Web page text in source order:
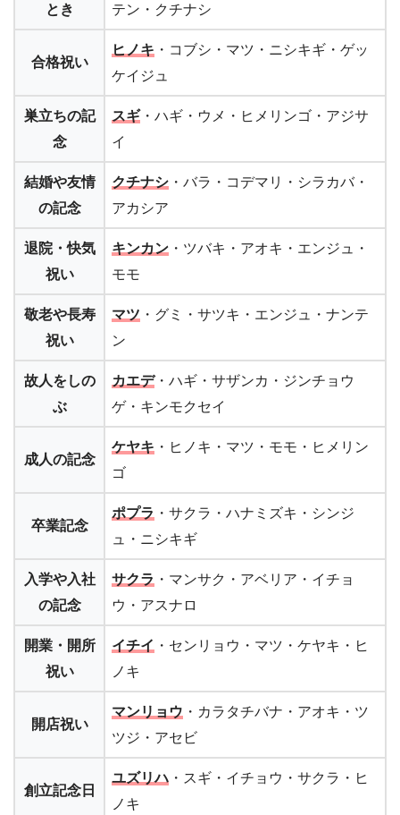
とき
テン・クチナシ
合格祝い
ヒノキ ・コブシ・マツ・ニシキギ・ゲッ
ケイジュ
巣立ちの記
念
スギ・ハギ・ウメ・ヒメリンゴ・アジサ
イ
結婚や友情
の記念
クチナシ ・バラ・コデマリ・シラカバ・
アカシア
退院・快気
祝い
キンカン ・ツバキ・アオキ・エンジュ・
モモ
敬老や長寿
祝い
マツ ・グミ・サツキ・エンジュ・ナンテ
ン
故人をしの
ぶ
カエデ・ハギ・サザンカ・ジンチョウ
ゲ・キンモクセイ
成人の記念
ケヤキ ・ヒノキ・マツ・モモ・ヒメリン
ゴ
卒業記念
ポプラ ・サクラ・ハナミズキ・シンジ
ュ・ニシキギ
入学や入社
の記念
サクラ ・マンサク・アベリア・イチョ
ウ・アスナロ
開業・開所
祝い
イチイ ・センリョウ・マツ・ケヤキ・ヒ
ノキ
開店祝い
マンリョウ ・カラタチバナ・アオキ・ツ
ツジ・アセビ
創立記念日
ユズリハ ・スギ・イチョウ・サクラ・ヒ
ノキ